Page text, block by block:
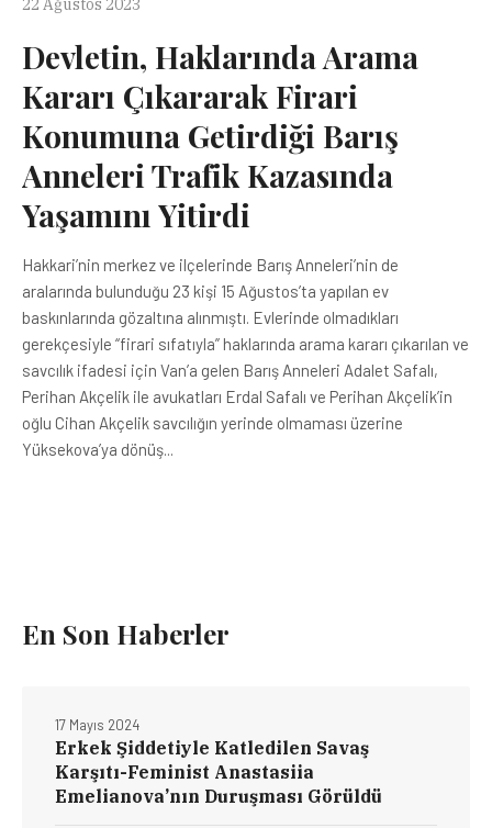
22 Ağustos 2023
Devletin, Haklarında Arama
Kararı Çıkararak Firari
Konumuna Getirdiği Barış
Anneleri Trafik Kazasında
Yaşamını Yitirdi
Hakkari’nin merkez ve ilçelerinde Barış Anneleri’nin de
aralarında bulunduğu 23 kişi 15 Ağustos’ta yapılan ev
baskınlarında gözaltına alınmıştı. Evlerinde olmadıkları
gerekçesiyle “firari sıfatıyla” haklarında arama kararı çıkarılan ve
savcılık ifadesi için Van’a gelen Barış Anneleri Adalet Safalı,
Perihan Akçelik ile avukatları Erdal Safalı ve Perihan Akçelik’in
oğlu Cihan Akçelik savcılığın yerinde olmaması üzerine
Yüksekova’ya dönüş...
En Son Haberler
Erkek Şiddetiyle Katledilen Savaş
Karşıtı-Feminist Anastasiia
Emelianova’nın Duruşması Görüldü
17 Mayıs 2024